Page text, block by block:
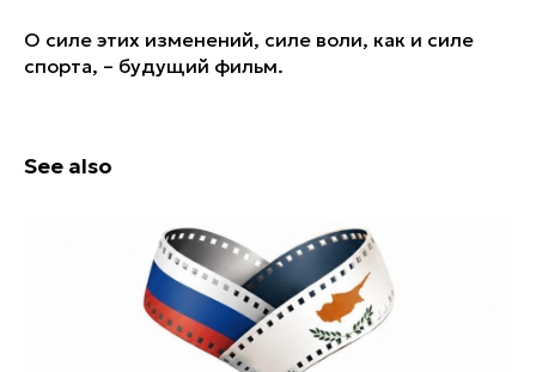
О силе этих изменений, силе воли, как и силе
спорта, – будущий фильм.
See also